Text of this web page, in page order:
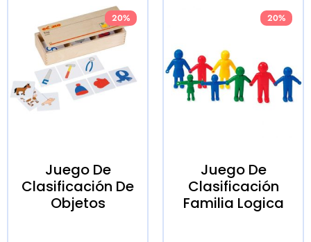
20%
Juego De
Clasificación De
Objetos
20%
Juego De
Clasificación
Familia Logica